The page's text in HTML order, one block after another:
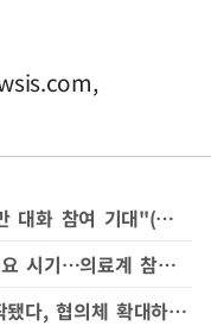
,
정부 "의협 새 회장, 태도 강경하지만 대화 참여 기대"(종합)
복지차관 "향후 두 달, 예산 편성 중요 시기…의료계 참여해달라"
서울대병원 다녀온 정부…"대화 시작됐다, 협의체 확대하기로"